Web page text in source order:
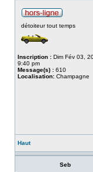
détoiteur tout temps
Inscription : Dim Fév 03,
9:40 pm
Message(s) : 610
Localisation: Champagne
Haut
Seb